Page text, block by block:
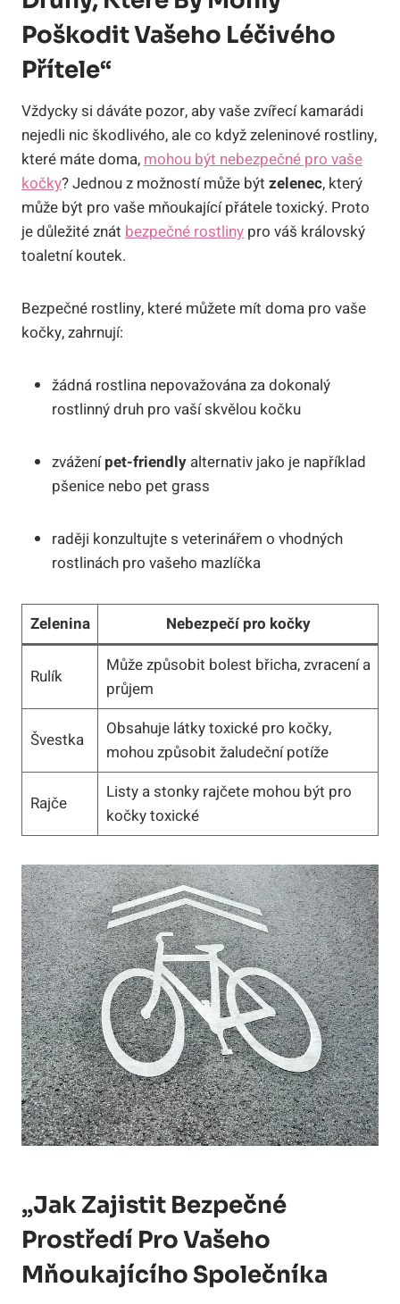
Poškodit Vašeho Léčivého
Přítele“
Vždycky si dáváte pozor, aby vaše zvířecí kamarádi
nejedli nic škodlivého, ale co když zeleninové rostliny,
které máte doma, mohou být nebezpečné pro vaše
kočky? Jednou z možností může být zelenec, který
může být pro vaše mňoukající přátele toxický. Proto
je důležité znát bezpečné rostliny pro váš královský
toaletní koutek.
Bezpečné rostliny, které můžete mít doma pro vaše
kočky, zahrnují:
žádná rostlina nepovažována za dokonalý
rostlinný druh pro vaší skvělou kočku
zváženípet-friendly alternativ jako je například
pšenice nebo pet grass
raději konzultujte s veterinářem o vhodných
rostlinách pro vašeho mazlíčka
Zelenina Nebezpečí pro kočky
Rulík
Může způsobit bolest břicha, zvracení a
průjem
Švestka
Obsahuje látky toxické pro kočky,
mohou způsobit žaludeční potíže
Rajče
Listy a stonky rajčete mohou být pro
kočky toxické
„Jak Zajistit Bezpečné
Prostředí Pro Vašeho
Mňoukajícího Společníka